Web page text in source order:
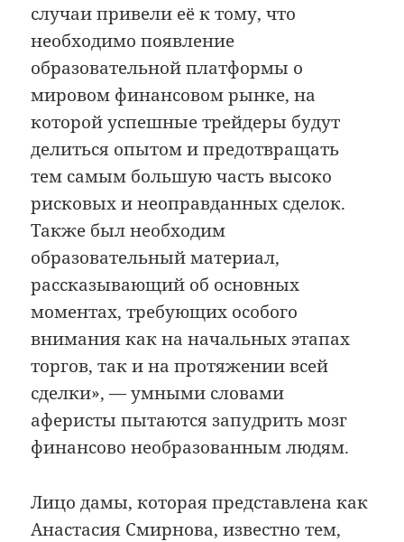
случаи привели её к тому, что
необходимо появление
образовательной платформы о
мировом финансовом рынке, на
которой успешные трейдеры будут
делиться опытом и предотвращать
тем самым большую часть высоко
рисковых и неоправданных сделок.
Также был необходим
образовательный материал,
рассказывающий об основных
моментах, требующих особого
внимания как на начальных этапах
торгов, так и на протяжении всей
сделки», — умными словами
аферисты пытаются запудрить мозг
финансово необразованным людям.
Лицо дамы, которая представлена как
Анастасия Смирнова, известно тем,